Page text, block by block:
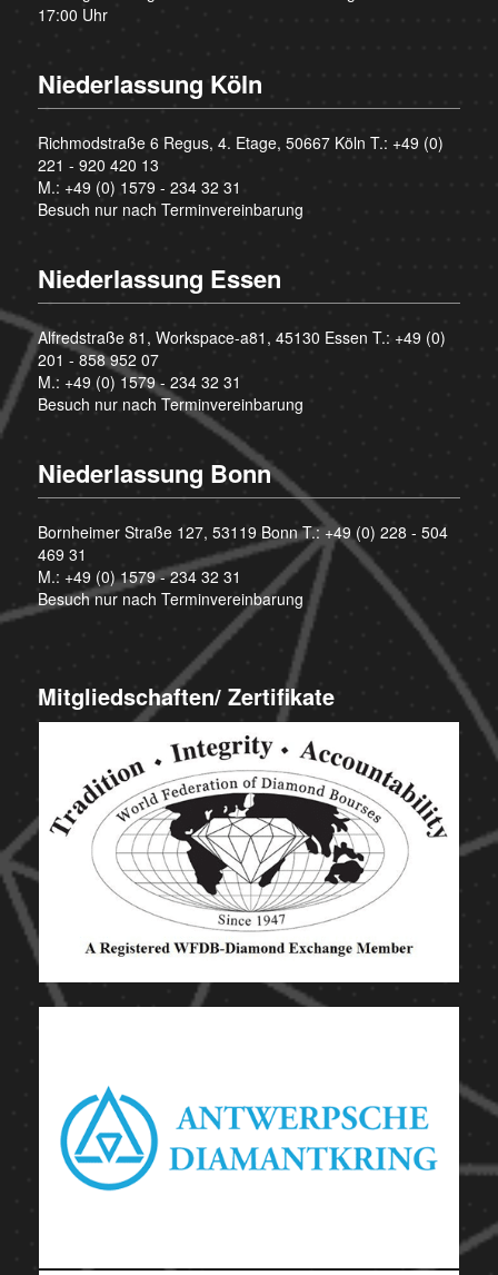
17:00 Uhr
Niederlassung Köln
Richmodstraße 6 Regus, 4. Etage, 50667 Köln T.: +49 (0)
221 - 920 420 13
M.: +49 (0) 1579 - 234 32 31
Besuch nur nach Terminvereinbarung
Niederlassung Essen
Alfredstraße 81, Workspace-a81, 45130 Essen T.: +49 (0)
201 - 858 952 07
M.: +49 (0) 1579 - 234 32 31
Besuch nur nach Terminvereinbarung
Niederlassung Bonn
Bornheimer Straße 127, 53119 Bonn T.:+49 (0) 228 - 504
469 31
M.: +49 (0) 1579 - 234 32 31
Besuch nur nach Terminvereinbarung
Mitgliedschaften/ Zertifikate